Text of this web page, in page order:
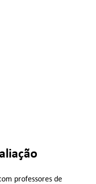
professores de